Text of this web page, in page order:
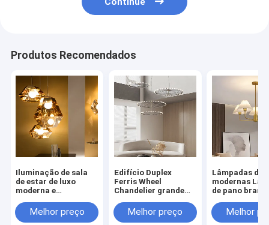
Produtos Recomendados
Iluminação de sala
de estar de luxo
moderna e
Melhor preço
Edifício Duplex
Ferris Wheel
Chandelier grande
Ring Pendant Light
((WH-AP-588)
Melhor preço
Lâmpadas de
modernas
de pano
Lâmpadas
581)
Melhor